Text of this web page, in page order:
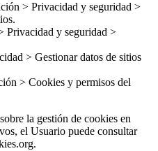
> Privacidad y seguridad >
Privacidad y seguridad >
> Gestionar datos de sitios
> Cookies y permisos del
la gestión de cookies en
el Usuario puede consultar